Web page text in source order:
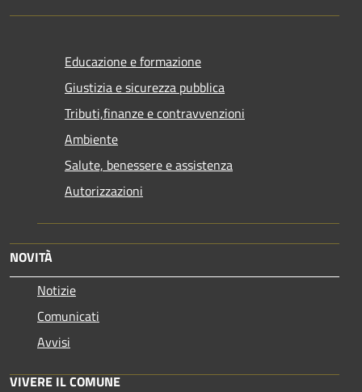
Educazione e formazione
Giustizia e sicurezza pubblica
Tributi,finanze e contravvenzioni
Ambiente
Salute, benessere e assistenza
Autorizzazioni
NOVITÀ
Notizie
Comunicati
Avvisi
VIVERE IL COMUNE